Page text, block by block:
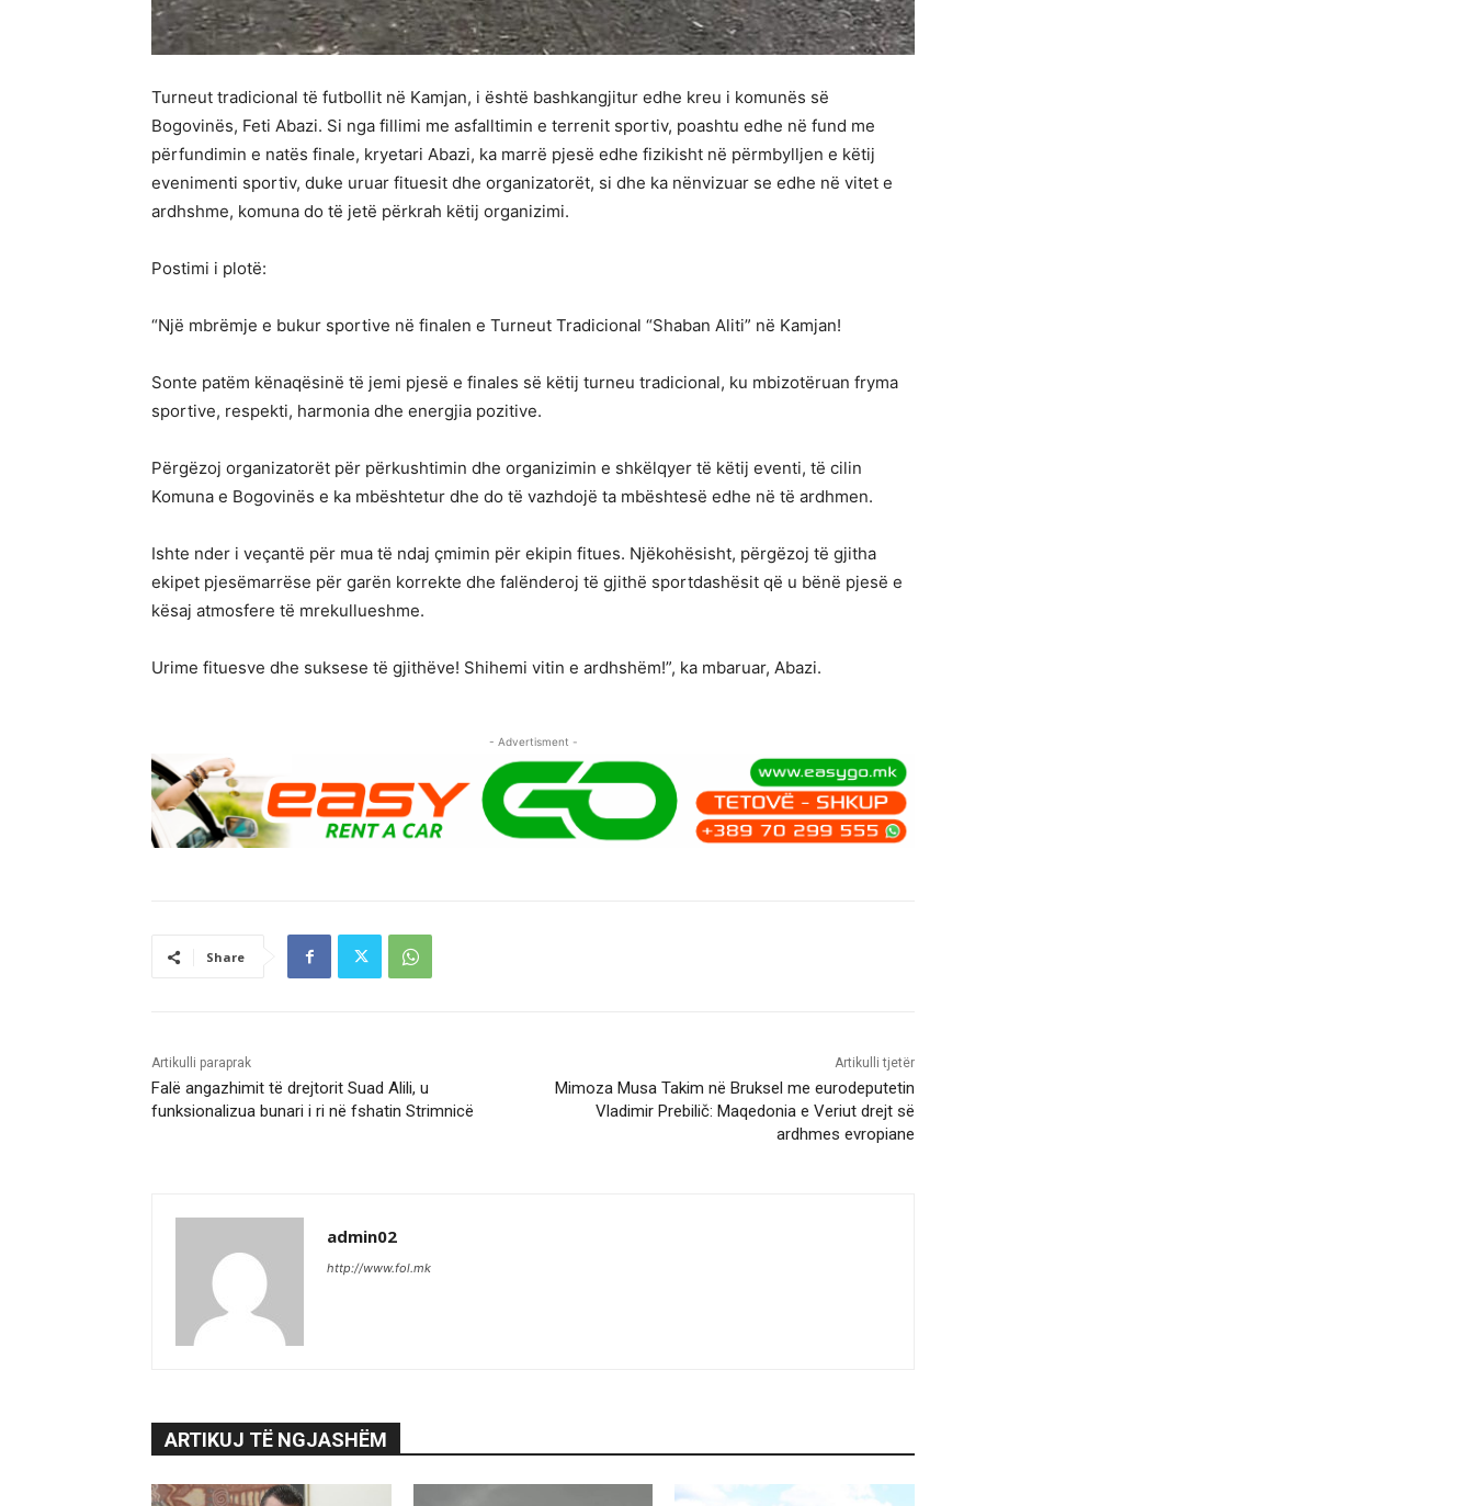
Turneut tradicional të futbollit në Kamjan, i është bashkangjitur edhe kreu i komunës së
Bogovinës, Feti Abazi. Si nga fillimi me asfalltimin e terrenit sportiv, poashtu edhe në fund me
përfundimin e natës finale, kryetari Abazi, ka marrë pjesë edhe fizikisht në përmbylljen e këtij
evenimenti sportiv, duke uruar fituesit dhe organizatorët, si dhe ka nënvizuar se edhe në vitet e
ardhshme, komuna do të jetë përkrah këtij organizimi.
Postimi i plotë:
“Një mbrëmje e bukur sportive në finalen e Turneut Tradicional “Shaban Aliti” në Kamjan!
Sonte patëm kënaqësinë të jemi pjesë e finales së këtij turneu tradicional, ku mbizotëruan fryma
sportive, respekti, harmonia dhe energjia pozitive.
Përgëzoj organizatorët për përkushtimin dhe organizimin e shkëlqyer të këtij eventi, të cilin
Komuna e Bogovinës e ka mbështetur dhe do të vazhdojë ta mbështesë edhe në të ardhmen.
Ishte nder i veçantë për mua të ndaj çmimin për ekipin fitues. Njëkohësisht, përgëzoj të gjitha
ekipet pjesëmarrëse për garën korrekte dhe falënderoj të gjithë sportdashësit që u bënë pjesë e
kësaj atmosfere të mrekullueshme.
Urime fituesve dhe suksese të gjithëve! Shihemi vitin e ardhshëm!”, ka mbaruar, Abazi.
- Advertisment -
Share
Artikulli paraprak
Falë angazhimit të drejtorit Suad Alili, u
funksionalizua bunari i ri në fshatin Strimnicë
Artikulli tjetër
Mimoza Musa Takim në Bruksel me eurodeputetin
Vladimir Prebilič: Maqedonia e Veriut drejt së
ardhmes evropiane
admin02
http://www.fol.mk
ARTIKUJ TË NGJASHËM